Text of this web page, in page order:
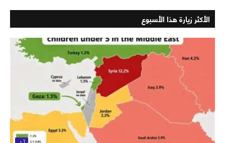
الأكثر زيارة هذا الأسبوع